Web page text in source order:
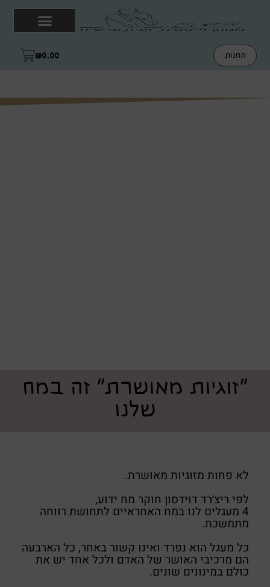
החנות ₪0.00
"זוגיות מאושרת" זה במח
שלנו
לא פחות מזוגיות מאושרת.
לפי ריצ׳רד דוידסון חוקר מח ידוע,
4 מעגלים לנו במח האחראיים לתחושת רווחה
מתמשכת.
כל מעגל הוא נפרד ואינו קשור באחר, כל הארבעה
הם מרכיבי האושר של האדם ולכל אחד יש את
כולם במינונים שונים.